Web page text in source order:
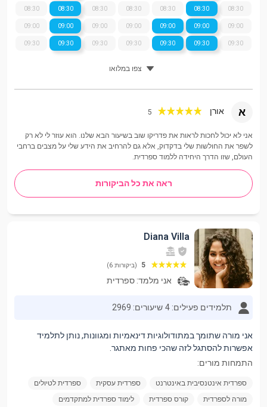
08:30
09:00
09:30
08:30
09:00
09:30
08:30
09:00
09:30
08:30
09:00
09:30
08:30
09:00
09:30
08:30
09:00
09:30
08:30
09:00
09:30
צפו במלואו
א אורן 5
אני לא יכול לחכות לראות את פדריקו שוב בשיעור הבא שלנו. הוא עוזר לי לא רק
לשפר את החולשות שלי בדקדוק, אלא גם להרחיב את הידע שלי על מצבים ברחבי
העולם, שזו הדרך היחידה ללמוד ספרדית.
ראה את כל הביקורות
Diana Villa
5 (ביקורות: 6)
אני מלמד: ספרדית
תלמידים פעילים: 4 שיעורים: 2969
אני מורה שתומך במתודולוגיות דינאמיות ומגוונות, נותן לתלמיד
אפשרות להסתגל לזה שהכי פחות מאתגר.
התמחות מורים:
ספרדית אינטנסיבית באינטרנט ספרדית עסקית
ספרדית לטיולים
מורה לספרדית
קורס ספרדית לימוד ספרדית למתקדמים